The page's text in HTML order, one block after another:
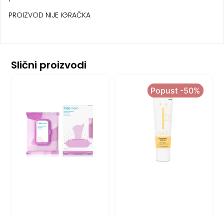
PROIZVOD NIJE IGRAČKA
Slični proizvodi
Popust -50%
Popust -50%